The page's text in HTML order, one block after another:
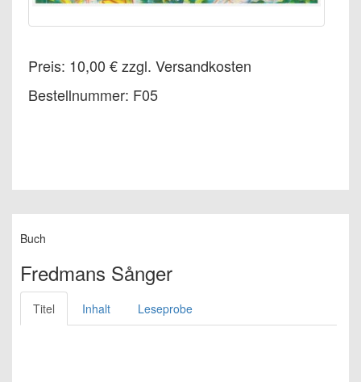
Preis: 10,00 € zzgl. Versandkosten
Bestellnummer: F05
Buch
Fredmans Sånger
Titel Inhalt Leseprobe